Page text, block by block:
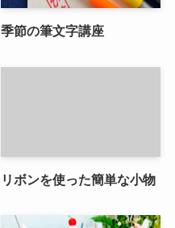
季節の筆文字講座
リボンを使った簡単な小物